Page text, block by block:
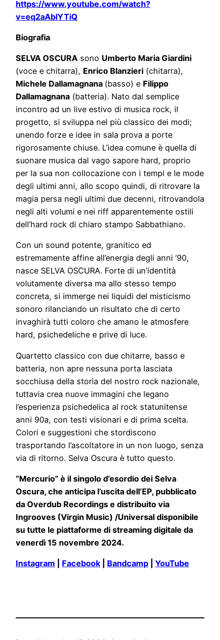
https://www.youtube.com/watch?
v=eq2aAblYTiQ
Biografia
SELVA OSCURA sono Umberto Maria Giardini
(voce e chitarra), Enrico Blanzieri (chitarra),
Michele Dallamagnana (basso) e Filippo
Dallamagnana (batteria). Nato dal semplice
incontro ad un live estivo di musica rock, il
progetto, si sviluppa nel più classico dei modi;
unendo forze e idee in sala prova a porte
rigorosamente chiuse. L’idea comune è quella di
suonare musica dal vago sapore hard, proprio
per la sua non collocazione con i tempi e le mode
degli ultimi anni, allo scopo quindi, di ritrovare la
magia persa negli ultimi due decenni, ritrovandola
negli alti volumi e nei riff apparentemente ostili
dell’hard rock di chiaro stampo Sabbathiano.
Con un sound potente, granitico ed
estremamente affine all’energia degli anni ’90,
nasce SELVA OSCURA. Forte di un’identità
volutamente diversa ma allo stesso tempo
concreta, si immerge nei liquidi del misticismo
sonoro rilanciando un risultato che di certo
invaghirà tutti coloro che amano le atmosfere
hard, psichedeliche e prive di luce.
Quartetto classico con due chitarre, basso e
batteria, non apre nessuna porta lasciata
socchiusa della storia del nostro rock nazionale,
tuttavia crea nuove immagini che legano
l’esperienza psichedelica al rock statunitense
anni 90a, con testi visionari e di prima scelta.
Colori e suggestioni che stordiscono
trasportando l’ascoltatore in un non luogo, senza
via di ritorno. Selva Oscura è tutto questo.
“Mercurio” è il singolo d’esordio dei Selva
Oscura, che anticipa l’uscita dell’EP, pubblicato
da Overdub Recordings e distribuito via
Ingrooves (Virgin Music) /Universal disponibile
su tutte le piattaforme di streaming digitale da
venerdì 15 novembre 2024.
Instagram Facebook| Bandcamp YouTube